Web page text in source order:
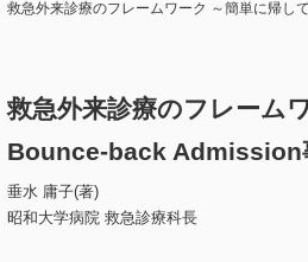
救急外来診療のフレームワーク ～簡単に帰し
救急外来診療のフレーム
Bounce-back Admission
垂水 庸子(著)
昭和大学病院 救急診療科長